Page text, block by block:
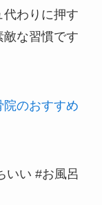
わりに押す
な習慣です
のおすすめ
いい #お風呂